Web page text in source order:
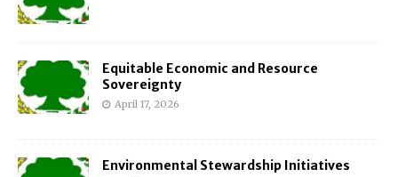
Equitable Economic and Resource
Sovereignty
April 17, 2026
Environmental Stewardship Initiatives